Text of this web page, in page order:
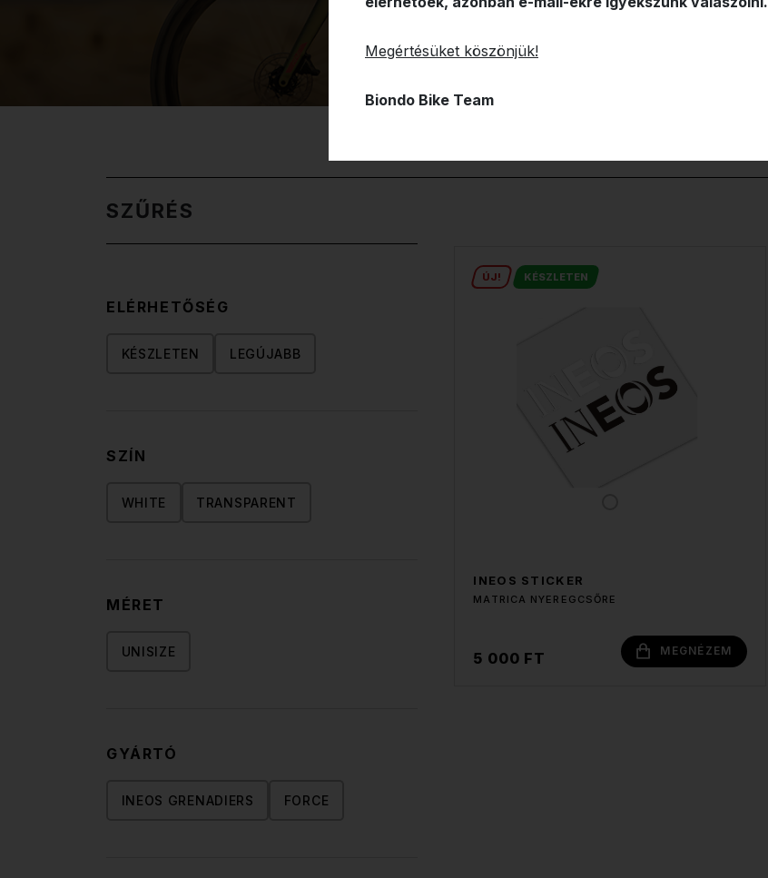
SZŰRÉS
ELÉRHETŐSÉG
KÉSZLETEN LEGÚJABB
SZÍN
WHITE TRANSPARENT
MÉRET
UNISIZE
GYÁRTÓ
INEOS GRENADIERS FORCE
ÚJ! KÉSZLETEN
INEOS STICKER
MATRICA NYEREGCSŐRE
5 000 FT MEGNÉZEM
Megértésüket köszönjük!
Biondo Bike Team